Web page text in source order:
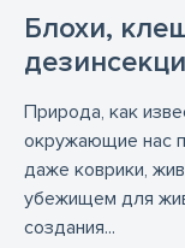
Блохи,
Природа, как
окружающие нас
даже коврики,
убежищем для
создания...